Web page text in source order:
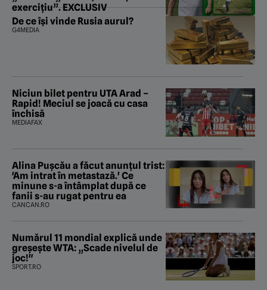
exercițiu”. EXCLUSIV
De ce își vinde Rusia aurul?
G4MEDIA
Niciun bilet pentru UTA Arad –
Rapid! Meciul se joacă cu casa
închisă
MEDIAFAX
Alina Pușcău a făcut anunțul trist:
'Am intrat în metastază.' Ce
minune s-a întâmplat după ce
fanii s-au rugat pentru ea
CANCAN.RO
Numărul 11 mondial explică unde
greșește WTA: „Scade nivelul de
joc!"
SPORT.RO